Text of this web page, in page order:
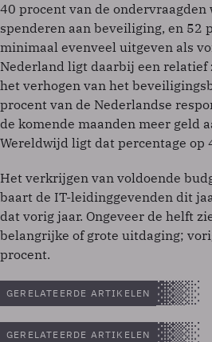
40 procent van de ondervraagden
spenderen aan beveiliging, en 52
minimaal evenveel uitgeven als
Nederland ligt daarbij een relatief
het verhogen van het
procent van de Nederlandse
de komende maanden meer geld
Wereldwijd ligt dat percentage op
Het verkrijgen van voldoende
baart de IT-leidinggevenden dit
dat vorig jaar. Ongeveer de helft
belangrijke of grote uitdaging;
procent.
GERELATEERDE ARTIKELEN
GERELATEERDE ARTIKELEN